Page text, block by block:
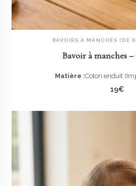
AJOUTER AU
BAVOIRS À MANCHES (DE
Bavoir à manches
Matière :Coton enduit
19€